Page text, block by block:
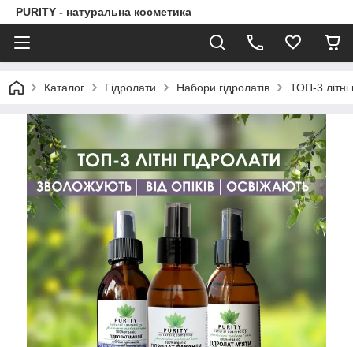
PURITY - натуральна косметика
Каталог Гідролати Набори гідролатів ТОП-3